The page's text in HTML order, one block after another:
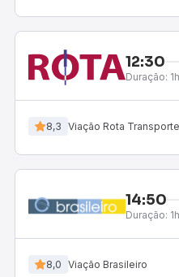
12:30
Duração:
8,3 Viação Rota
14:50
Duração: 1h
8,0 Viação Brasileiro